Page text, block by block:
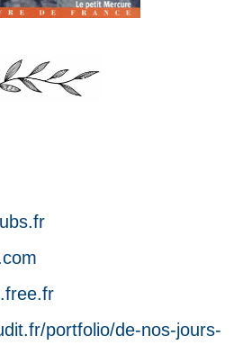
portfolio/de-nos-jours-